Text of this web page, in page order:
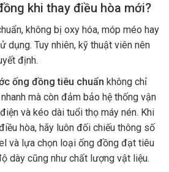
khi thay điều hòa mới?
không bị oxy hóa, móp méo hay
dụng. Tuy nhiên, kỹ thuật viên nên
định.
ống đồng tiêu chuẩn không chỉ
mà còn đảm bảo hệ thống vận
và kéo dài tuổi thọ máy nén. Khi
hòa, hãy luôn đối chiếu thông số
và lựa chọn loại ống đồng đạt tiêu
dày cũng như chất lượng vật liệu.